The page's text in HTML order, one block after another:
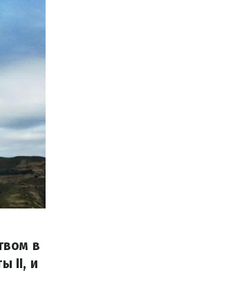
в
II, и